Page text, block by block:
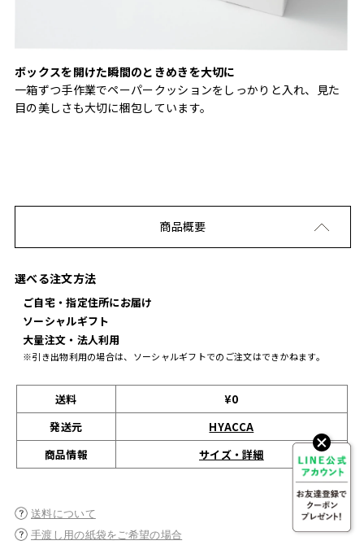
ボックスを開けた瞬間のときめきを大切に
一箱ずつ手作業でペーパークッションをしっかりと入れ、見た
目の美しさも大切に梱包しています。
商品概要
選べる注文方法
ご自宅・指定住所にお届け
ソーシャルギフト
大量注文・法人利用
※引き出物利用の場合は、ソーシャルギフトでのご注文はできかねます。
送料
¥0
発送元
HYACCA
商品情報
サイズ・詳細
送料について
手渡し用の紙袋をご希望の場合